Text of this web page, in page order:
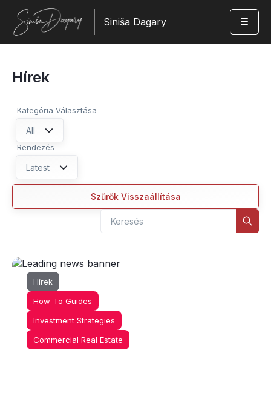
Siniša Dagary
Hírek
Kategória Választása
All
Rendezés
Latest
Szűrők Visszaállítása
Hírek
How-To Guides
Investment Strategies
Commercial Real Estate